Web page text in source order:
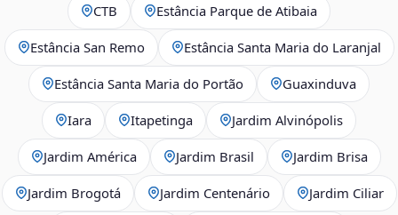
CTB Estância Parque de Atibaia
Estância San Remo Estância Santa Maria do Laranjal
Estância Santa Maria do Portão Guaxinduva
Iara Itapetinga Jardim Alvinópolis
Jardim América Jardim Brasil Jardim Brisa
Jardim Brogotá Jardim Centenário Jardim Ciliar